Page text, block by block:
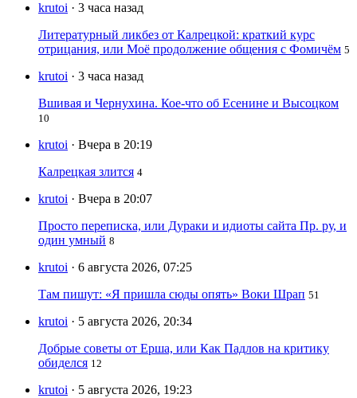
krutoi · 3 часа назад
Литературный ликбез от Калрецкой: краткий курс
отрицания, или Моё продолжение общения с Фомичём 5
krutoi · 3 часа назад
Вшивая и Чернухина. Кое-что об Есенине и Высоцком
10
krutoi · Вчера в 20:19
Калрецкая злится 4
krutoi · Вчера в 20:07
Просто переписка, или Дураки и идиоты сайта Пр. ру, и
один умный 8
krutoi · 6 августа 2026, 07:25
Там пишут: «Я пришла сюды опять» Воки Шрап 51
krutoi · 5 августа 2026, 20:34
Добрые советы от Ерша, или Как Падлов на критику
обиделся 12
krutoi · 5 августа 2026, 19:23